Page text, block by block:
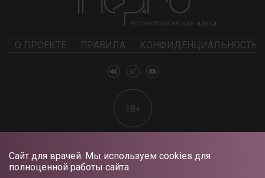
Сайт для врачей. Мы используем cookies для
полноценной работы сайта.
О ПРОЕКТЕ ПРАВИЛА КОНФИДЕНЦИАЛЬНОСТЬ
18+